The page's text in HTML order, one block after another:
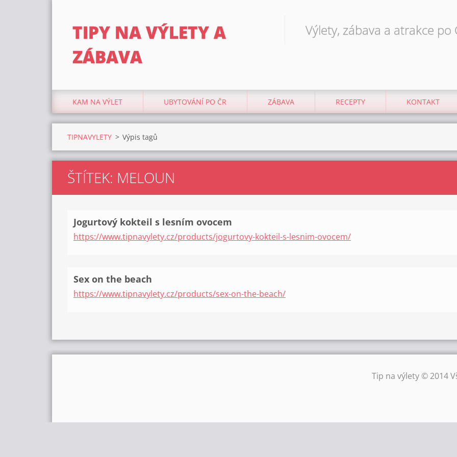
TIPY NA VÝLETY A
ZÁBAVA
Výlety, zábava a atrakce po
KAM NA VÝLET UBYTOVÁNÍ PO ČR ZÁBAVA RECEPTY KONTAKT
TIPNAVYLETY > Výpis tagů
ŠTÍTEK: MELOUN
Jogurtový kokteil s lesním ovocem
https://www.tipnavylety.cz/products/jogurtovy-kokteil-s-lesnim-ovocem/
Sex on the beach
https://www.tipnavylety.cz/products/sex-on-the-beach/
Tip na výlety © 2014